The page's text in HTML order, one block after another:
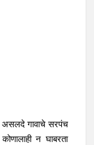
असलदे गावाचे सरपंच
न घाबरता